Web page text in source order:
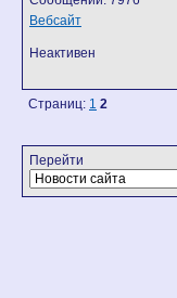
Вебсайт
Неактивен
Страниц: 1 2
Перейти